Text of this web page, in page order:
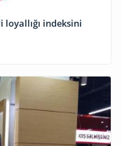
indeksini